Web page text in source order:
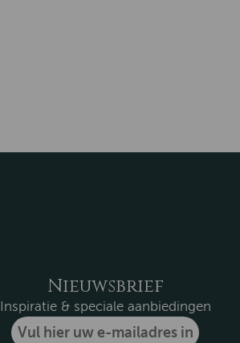
Nieuwsbrief
Inspiratie & speciale aanbiedingen